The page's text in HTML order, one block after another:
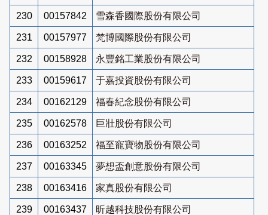
230 00157842 雪森香國際股份有限公司
231 00157977 梵博國際股份有限公司
232 00158928 永豐銘工業股份有限公司
233 00159617 于嘉投資股份有限公司
234 00162129 福春紀念股份有限公司
235 00162578 巨壯股份有限公司
236 00163252 福至寵寶物股份有限公司
237 00163345 夢想盃創意股份有限公司
238 00163416 家真股份有限公司
239 00163437 昕越科技股份有限公司